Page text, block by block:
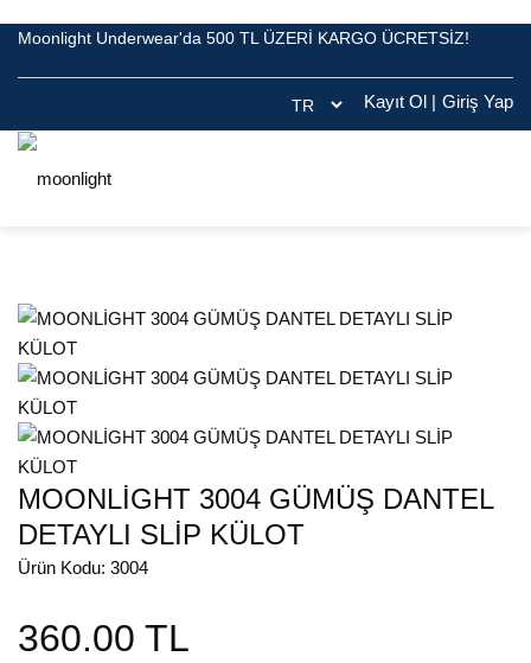
Moonlight Underwear'da 500 TL ÜZERİ KARGO ÜCRETSİZ!
Giriş Yap
Kayıt Ol |
MOONLİGHT 3004 GÜMÜŞ DANTEL
DETAYLI SLİP KÜLOT
Ürün Kodu: 3004
360.00 TL